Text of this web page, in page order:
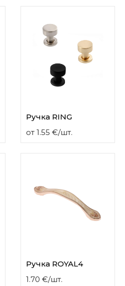
Ручка RING
от 1.55 €/шт.
Ручка ROYAL4
1.70 €/шт.